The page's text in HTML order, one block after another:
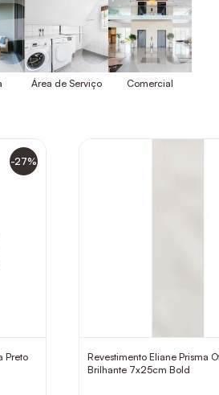
Área de Serviço Comercial
-27%
Preto
Revestimento Eliane Prisma
Brilhante 7x25cm Bold